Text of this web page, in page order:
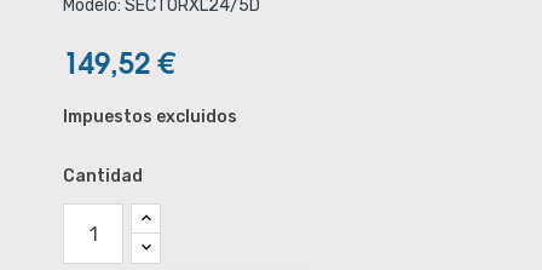
Modelo: SECTORXL24/5D
149,52 €
Impuestos excluidos
Cantidad